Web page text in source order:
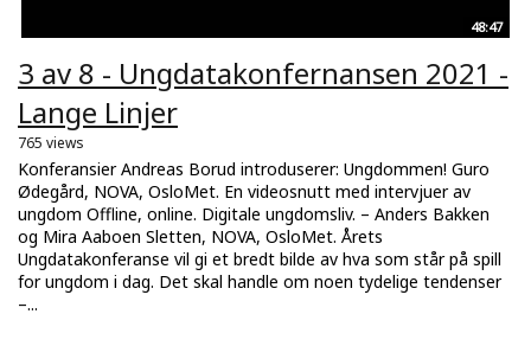
48:47
3 av 8 - Ungdatakonfernansen 2021 -
Lange Linjer
765 views
Konferansier Andreas Borud introduserer: Ungdommen! Guro
Ødegård, NOVA, OsloMet. En videosnutt med intervjuer av
ungdom Offline, online. Digitale ungdomsliv. – Anders Bakken
og Mira Aaboen Sletten, NOVA, OsloMet. Årets
Ungdatakonferanse vil gi et bredt bilde av hva som står på spill
for ungdom i dag. Det skal handle om noen tydelige tendenser
–...